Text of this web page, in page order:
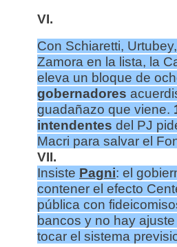
VI.
Con Schiaretti,
Zamora en la lista, la
eleva un bloque de
gobernadores
guadañazo que viene.
intendentes del PJ
Macri para salvar el
VII.
Insiste Pagni: el
contener el efecto
pública con
bancos y no hay
tocar el sistema